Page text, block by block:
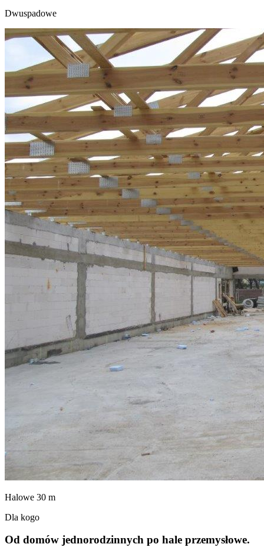
Dwuspadowe
Halowe 30 m
Dla kogo
Od domów jednorodzinnych po hale przemysłowe.